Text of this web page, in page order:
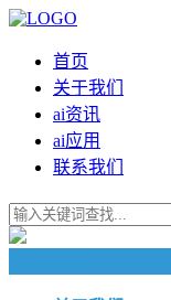
首页
关于我们
ai资讯
ai应用
联系我们